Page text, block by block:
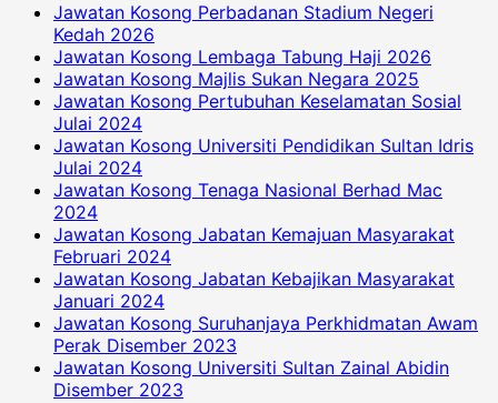
Jawatan Kosong Perbadanan Stadium Negeri
Kedah 2026
Jawatan Kosong Lembaga Tabung Haji 2026
Jawatan Kosong Majlis Sukan Negara 2025
Jawatan Kosong Pertubuhan Keselamatan Sosial
Julai 2024
Jawatan Kosong Universiti Pendidikan Sultan Idris
Julai 2024
Jawatan Kosong Tenaga Nasional Berhad Mac
2024
Jawatan Kosong Jabatan Kemajuan Masyarakat
Februari 2024
Jawatan Kosong Jabatan Kebajikan Masyarakat
Januari 2024
Jawatan Kosong Suruhanjaya Perkhidmatan Awam
Perak Disember 2023
Jawatan Kosong Universiti Sultan Zainal Abidin
Disember 2023